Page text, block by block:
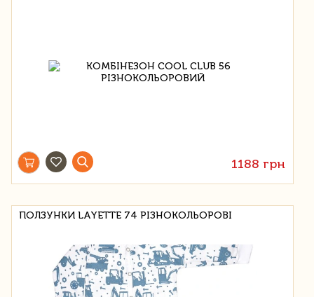
1188 грн
ПОЛЗУНКИ LAYETTE 74 РІЗНОКОЛЬОРОВІ